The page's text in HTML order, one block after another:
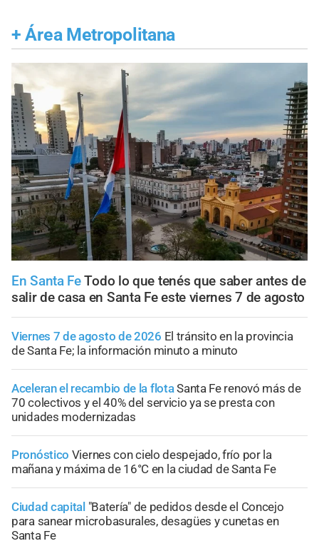
+ Área Metropolitana
En Santa FeTodo lo que tenés que saber antes de
salir de casa en Santa Fe este viernes 7 de agosto
Viernes 7 de agosto de 2026 El tránsito en la provincia
de Santa Fe; la información minuto a minuto
Aceleran el recambio de la flotaSanta Fe renovó más de
70 colectivos y el 40% del servicio ya se presta con
unidades modernizadas
Pronóstico Viernes con cielo despejado, frío por la
mañana y máxima de 16°C en la ciudad de Santa Fe
Ciudad capital "Batería" de pedidos desde el Concejo
para sanear microbasurales, desagües y cunetas en
Santa Fe